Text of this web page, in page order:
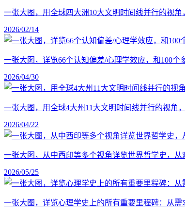
一张大图，用全球四大洲10大文明时间线并行的视角
2026/02/14
一张大图，详览66个认知偏差/心理学效应，和100
2026/04/30
一张大图，用全球4大州11大文明时间线并行的视角
2026/04/22
一张大图，从中西印等多个视角详览世界哲学史，
2026/05/25
一张大图，详览心理学史上的所有重要里程碑：从